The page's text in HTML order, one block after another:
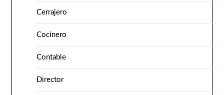
Cerrajero
Cocinero
Contable
Director